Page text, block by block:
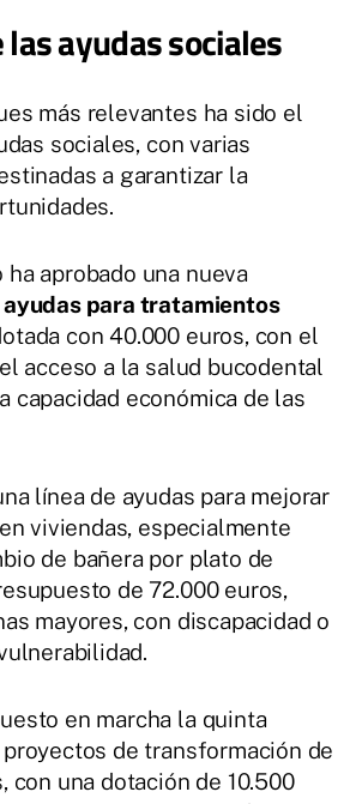
ayudas sociales
más relevantes ha sido el
sociales, con varias
a garantizar la
aprobado una nueva
ayudas para tratamientos
con 40.000 euros, con el
acceso a la salud bucodental
capacidad económica de las
línea de ayudas para mejorar
viviendas, especialmente
de bañera por plato de
de 72.000 euros,
mayores, con discapacidad o
en marcha la quinta
de transformación de
con una dotación de 10.500